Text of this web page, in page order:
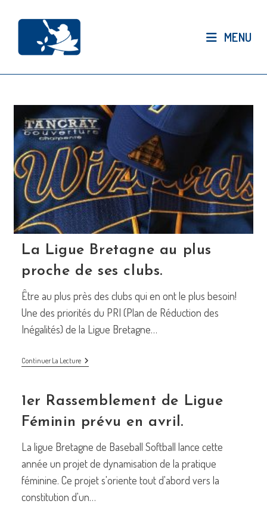
MENU
La Ligue Bretagne au plus
proche de ses clubs.
Être au plus près des clubs qui en ont le plus besoin!
Une des priorités du PRI (Plan de Réduction des
Inégalités) de la Ligue Bretagne…
Continuer La LectureLa
Ligue
Plus
Proche
De
Ses
1er Rassemblement de Ligue
Féminin prévu en avril.
La ligue Bretagne de Baseball Softball lance cette
année un projet de dynamisation de la pratique
féminine. Ce projet s'oriente tout d'abord vers la
constitution d'un…